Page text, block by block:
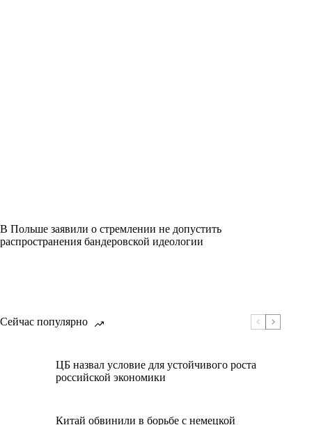
В Польше заявили о стремлении не допустить
распространения бандеровской идеологии
Сейчас популярно
ЦБ назвал условие для устойчивого роста
российской экономики
Китай обвинили в борьбе с немецкой